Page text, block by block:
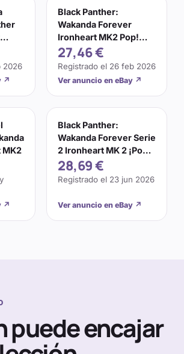
2026
↗
Black Panther:
Wakanda Forever
Ironheart MK2 Pop!
Vinyl Figure #1176
27,46 €
Registrado el 26 feb 2026
Ver anuncio en eBay ↗
MK2
↗
Black Panther:
Wakanda Forever Serie
2 Ironheart MK 2 ¡Pop!
Figura Vinilo
28,69 €
Registrado el 23 jun 2026
Ver anuncio en eBay ↗
puede encajar